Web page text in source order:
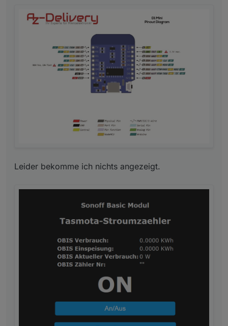
Leider bekomme ich nichts angezeigt.
Die Zeile 2 des Zählers wechselt regelmäßig zwischen
den einzelnen, möglichen Ausgabewerten. Mache ich
da noch was verkehrt?
Leider bekomme ich nichts angezeigt.